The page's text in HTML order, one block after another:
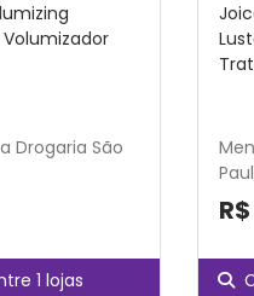
Drogaria São
1 lojas